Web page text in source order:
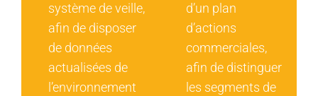
système de veille,
afin de disposer
de données
actualisées de
l’environnement
d’un plan
d’actions
commerciales,
afin de distinguer
les segments de